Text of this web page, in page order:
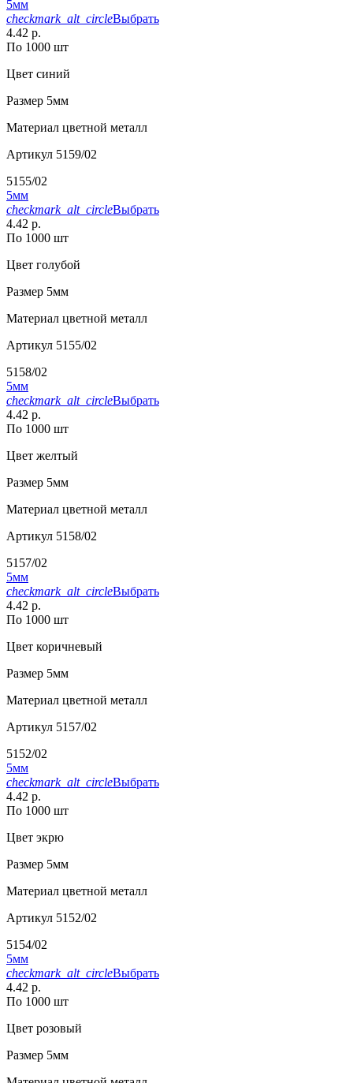
5мм
checkmark_alt_circleВыбрать
4.42 р.
По 1000 шт
Цвет синий
Размер 5мм
Материал цветной металл
Артикул 5159/02
5155/02
5мм
checkmark_alt_circleВыбрать
4.42 р.
По 1000 шт
Цвет голубой
Размер 5мм
Материал цветной металл
Артикул 5155/02
5158/02
5мм
checkmark_alt_circleВыбрать
4.42 р.
По 1000 шт
Цвет желтый
Размер 5мм
Материал цветной металл
Артикул 5158/02
5157/02
5мм
checkmark_alt_circleВыбрать
4.42 р.
По 1000 шт
Цвет коричневый
Размер 5мм
Материал цветной металл
Артикул 5157/02
5152/02
5мм
checkmark_alt_circleВыбрать
4.42 р.
По 1000 шт
Цвет экрю
Размер 5мм
Материал цветной металл
Артикул 5152/02
5154/02
5мм
checkmark_alt_circleВыбрать
4.42 р.
По 1000 шт
Цвет розовый
Размер 5мм